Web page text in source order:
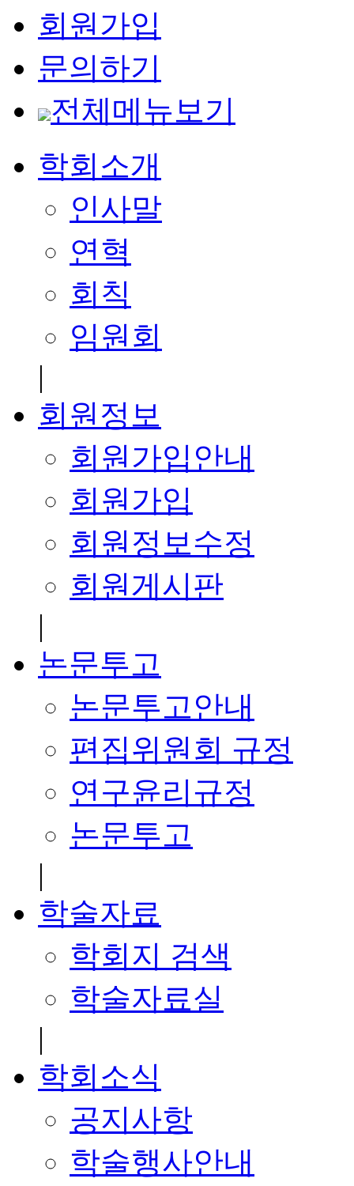
회원가입
문의하기
전체메뉴보기
학회소개
인사말
연혁
회칙
임원회
|
회원정보
회원가입안내
회원가입
회원정보수정
회원게시판
|
논문투고
논문투고안내
편집위원회 규정
연구윤리규정
논문투고
|
학술자료
학회지 검색
학술자료실
|
학회소식
공지사항
학술행사안내